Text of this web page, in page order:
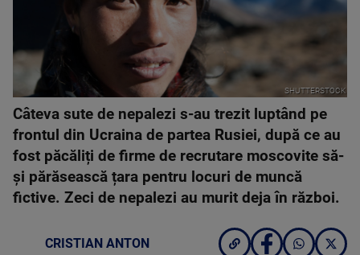
SHUTTERSTOCK
Câteva sute de nepalezi s-au trezit luptând pe
frontul din Ucraina de partea Rusiei, după ce au
fost păcăliți de firme de recrutare moscovite să-
și părăsească țara pentru locuri de muncă
fictive. Zeci de nepalezi au murit deja în război.
CRISTIAN ANTON